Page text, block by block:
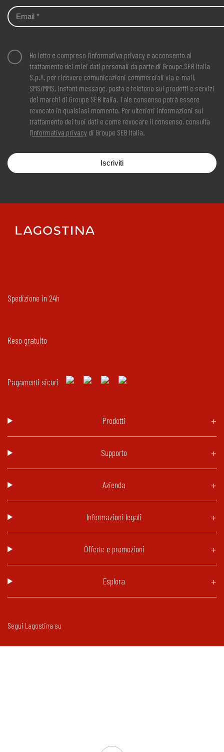
Ho letto e compreso l’Informativa privacy e acconsento al
trattamento dei miei dati personali da parte di Groupe SEB Italia
S.p.A. per ricevere comunicazioni commerciali via e-mail,
SMS/MMS, instant message, posta e telefono sui prodotti e servizi
dei marchi di Groupe SEB Italia. Tale consenso potrà essere
revocato in qualsiasi momento. Per ulteriori informazioni sul
trattamento dei tuoi dati e come revocare il consenso, consulta
l’Informativa privacy di Groupe SEB Italia.
Iscriviti
Spedizione in 24h
Reso gratuito
Pagamenti sicuri
Prodotti
Supporto
Azienda
Informazioni legali
Offerte e promozioni
Esplora
Segui Lagostina su